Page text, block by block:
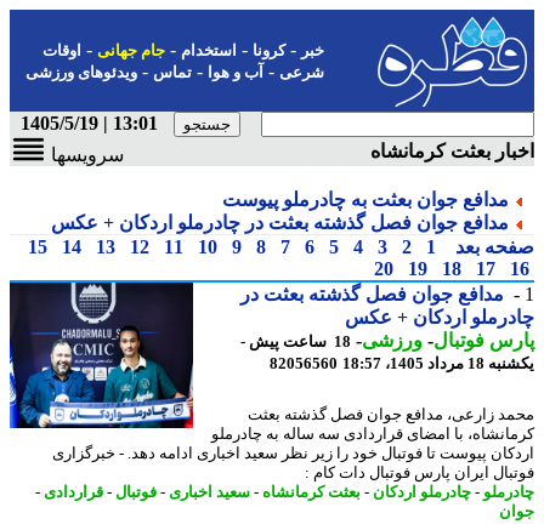
-کرونا-استخدام- جام جهانی-اوقات
شرعی-آب و هوا-تماس-ویدئوهای ورزشی
13:01 | 1405/5/19
بعثت کرمانشاه
سرویسها
مدافع جوان بعثت به چادرملو پیوست
مدافع جوان فصل گذشته بعثت در چادرملو اردکان + عکس
بعد
1
2
3
4
5
6
7
8
9
10
11
12
13
14
15
17
18
19
20
مدافع جوان فصل گذشته بعثت در
اردکان + عکس
فوتبال-ورزشی-
18 ساعت پیش -
1405، 18:57
82056560
زارعی، مدافع جوان فصل گذشته بعثت
با امضای قراردادی سه ساله به چادرملو
پیوست تا فوتبال خود را زیر نظر سعید اخباری ادامه دهد. - خبرگزاری
ایران پارس فوتبال دات کام :
-چادرملو اردکان-بعثت کرمانشاه-سعید اخباری- فوتبال-قراردادی-